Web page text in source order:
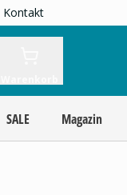
Kontakt
SALE Magazin